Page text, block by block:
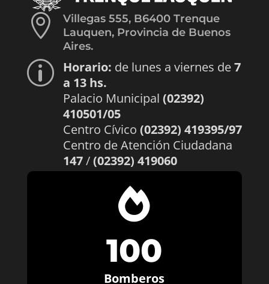

Villegas 555, B6400 Trenque
Lauquen, Provincia de Buenos
Aires.
p Horario: de lunes a viernes de7
a 13 hs.
Palacio Municipal (02392)
410501/05
Centro Cívico (02392) 419395/97
Centro de Atención Ciudadana
147/(02392) 419060

100
Bomberos